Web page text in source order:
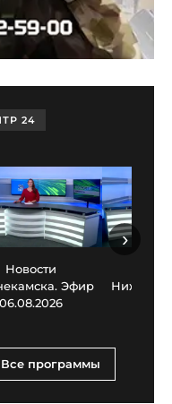
24
Новости
Эфир
06.08.2026
›
программы